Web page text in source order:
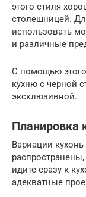
этого стиля
столешницей.
использовать
и различные
С помощью этого
кухню с черной
эксклюзивной.
Планировка
Вариации
идите сразу к
адекватные